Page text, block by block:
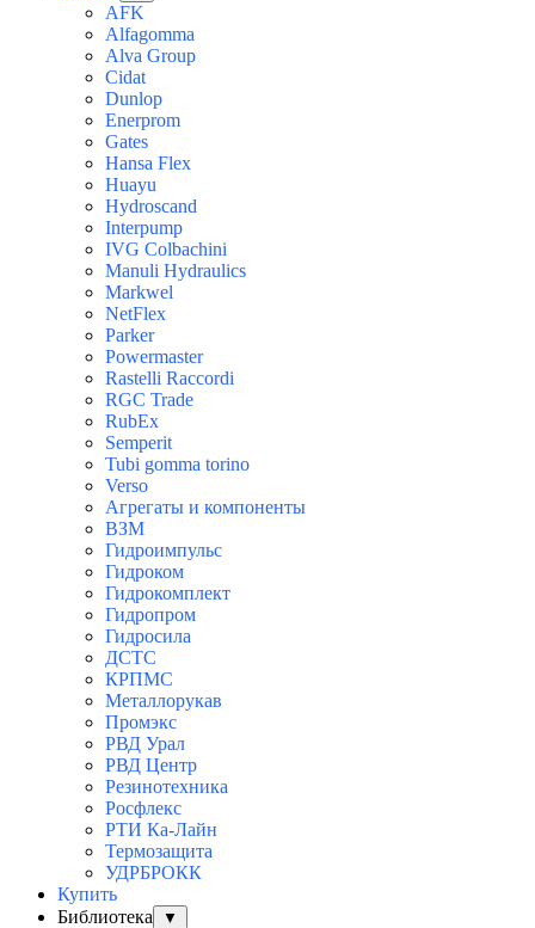
AFK
Alfagomma
Alva Group
Cidat
Dunlop
Enerprom
Gates
Hansa Flex
Huayu
Hydroscand
Interpump
IVG Colbachini
Manuli Hydraulics
Markwel
NetFlex
Parker
Powermaster
Rastelli Raccordi
RGC Trade
RubEx
Semperit
Tubi gomma torino
Verso
Агрегаты и компоненты
ВЗМ
Гидроимпульс
Гидроком
Гидрокомплект
Гидропром
Гидросила
ДСТС
КРПМС
Металлорукав
Промэкс
РВД Урал
РВД Центр
Резинотехника
Росфлекс
РТИ Ка-Лайн
Термозащита
УДРБРОКК
Купить
Библиотека
▼